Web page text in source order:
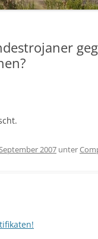
2007 unter